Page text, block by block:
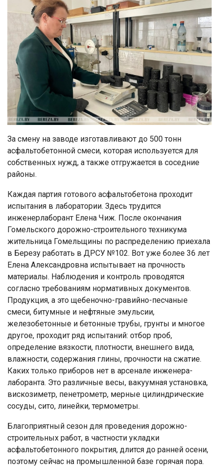
За смену на заводе изготавливают до 500 тонн
асфальтобетонной смеси, которая используется для
собственных нужд, а также отгружается в соседние
районы.
Каждая партия готового асфальтобетона проходит
испытания в лаборатории. Здесь трудится
инженерлаборант Елена Чиж. После окончания
Гомельского дорожно-строительного техникума
жительница Гомельщины по распределению приехала
в Березу работать в ДРСУ №102. Вот уже более 36 лет
Елена Александровна испытывает на прочность
материалы. Наблюдения и контроль проводятся
согласно требованиям нормативных документов.
Продукция, а это щебеночно-гравийно-песчаные
смеси, битумные и нефтяные эмульсии,
железобетонные и бетонные трубы, грунты и многое
другое, проходит ряд испытаний: отбор проб,
определение вязкости, плотности, внешнего вида,
влажности, содержания глины, прочности на сжатие.
Каких только приборов нет в арсенале инженера-
лаборанта. Это различные весы, вакуумная установка,
вискозиметр, пенетрометр, мерные цилиндрические
сосуды, сито, линейки, термометры.
Благоприятный сезон для проведения дорожно-
строительных работ, в частности укладки
асфальтобетонного покрытия, длится до ранней осени,
поэтому сейчас на промышленной базе горячая пора.